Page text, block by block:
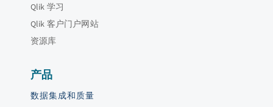
Qlik 学习
Qlik 客户门户网站
资源库
产品
数据集成和质量